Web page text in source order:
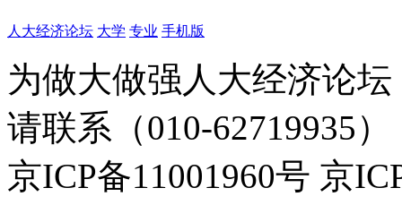
人大经济论坛 大学 专业 手机版
为做大做强人大经济论
请联系（010-62719935）
京ICP备11001960号 京